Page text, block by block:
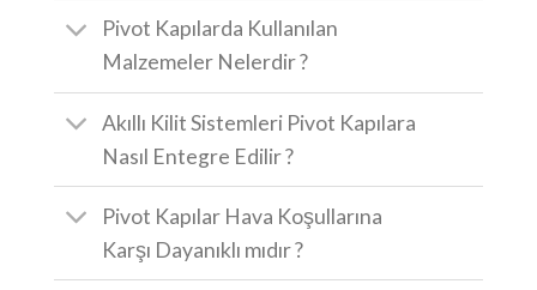
Pivot Kapılarda Kullanılan
Malzemeler Nelerdir ?
Akıllı Kilit Sistemleri Pivot Kapılara
Nasıl Entegre Edilir ?
Pivot Kapılar Hava Koşullarına
Karşı Dayanıklı mıdır ?